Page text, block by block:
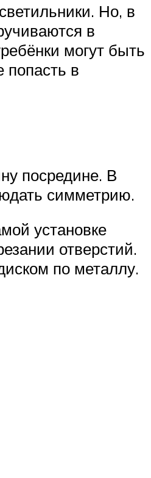
Но, в
в
могут быть
попасть в
посредине. В
симметрию.
установке
отверстий.
по металлу.